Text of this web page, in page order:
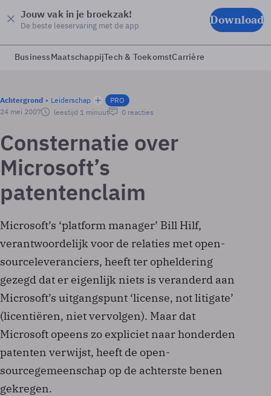
Jouw vak in je broekzak!
De beste leeservaring met de app Download
BusinessMaatschappijTech & ToekomstCarrière
Achtergrond Leiderschap
PRO
24 mei 2007
leestijd 1 minuut 0 reacties
Consternatie over
Microsoft’s
patentenclaim
Microsoft’s ‘platform manager’ Bill Hilf,
verantwoordelijk voor de relaties met open-
sourceleveranciers, heeft ter opheldering
gezegd dat er eigenlijk niets is veranderd aan
Microsoft’s uitgangspunt ‘license, not litigate’
(licentiëren, niet vervolgen). Maar dat
Microsoft opeens zo expliciet naar honderden
patenten verwijst, heeft de open-
sourcegemeenschap op de achterste benen
gekregen.